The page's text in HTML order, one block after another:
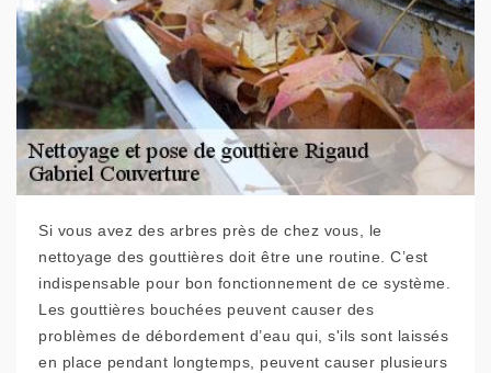
Si vous avez des arbres près de chez vous, le
nettoyage des gouttières doit être une routine. C’est
indispensable pour bon fonctionnement de ce système.
Les gouttières bouchées peuvent causer des
problèmes de débordement d’eau qui, s'ils sont laissés
en place pendant longtemps, peuvent causer plusieurs